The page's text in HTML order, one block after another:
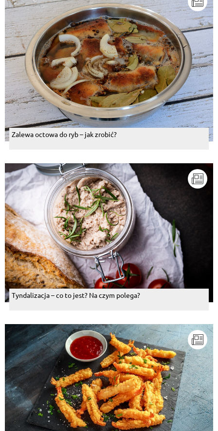
Zalewa octowa do ryb – jak zrobić?
Tyndalizacja – co to jest? Na czym polega?